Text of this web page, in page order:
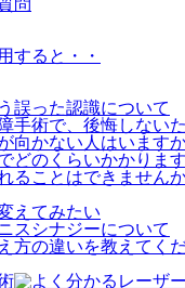
問
すると・・
誤った認識について
手術で、後悔しない
向かない人はいます
どのくらいかかりま
ることはできません
えてみたい
スシナジーについて
方の違いを教えてく